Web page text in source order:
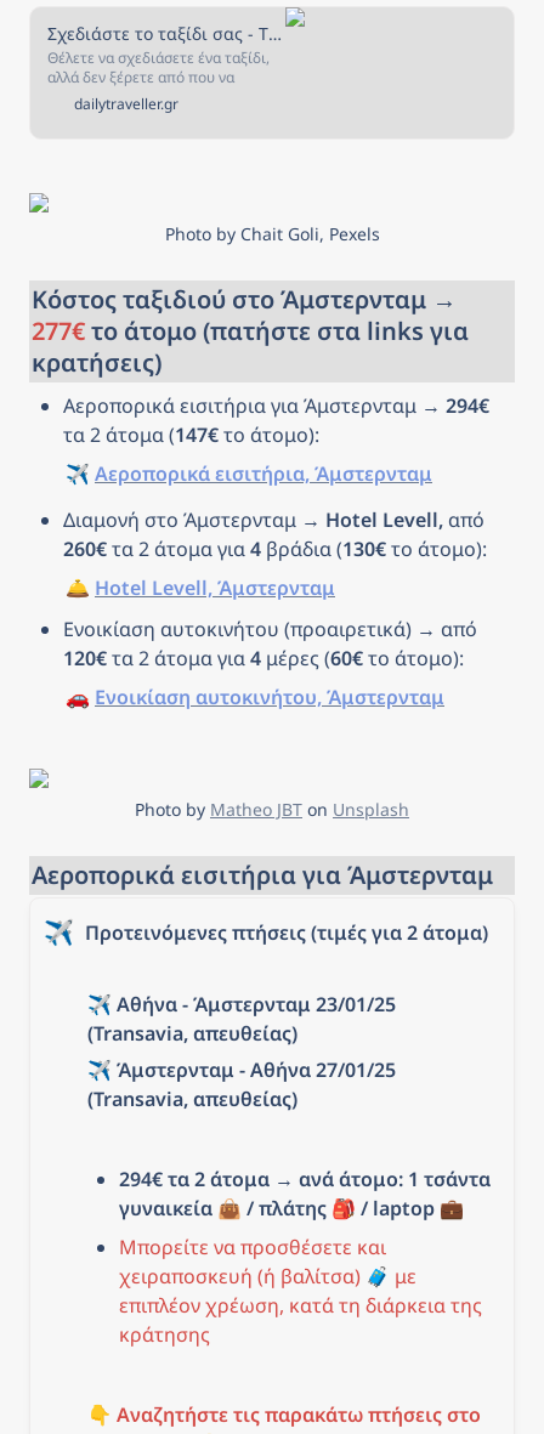
Σχεδιάστε το ταξίδι σας - The Daily Traveller
Θέλετε να σχεδιάσετε ένα ταξίδι,
αλλά δεν ξέρετε από που να
ξεκινήσετε; Αν ναι, τότε είστε στο
κατάλληλο μέρος! Στην σελίδα
πάντα ονειρευόσασταν!
dailytraveller.gr
Photo by Chait Goli, Pexels
277€ το άτομο (πατήστε στα links για
κρατήσεις)
Αεροπορικά εισιτήρια για Άμστερνταμ → 294€
τα 2 άτομα (147€ το άτομο):
✈️ Αεροπορικά εισιτήρια, Άμστερνταμ
Διαμονή στο Άμστερνταμ → Hotel Levell,
260€ τα 2 άτομα για 4 βράδια (130€ το άτομο):
🛎️ Hotel Levell, Άμστερνταμ
120€ τα 2 άτομα για 4 μέρες (60€ το άτομο):
🚗 Ενοικίαση αυτοκινήτου, Άμστερνταμ
Photo by Matheo JBT on Unsplash
Αεροπορικά εισιτήρια για Άμστερνταμ
✈️ Προτεινόμενες πτήσεις (τιμές για 2 άτομα)
✈️ Αθήνα - Άμστερνταμ 23/01/25
(Transavia, απευθείας)
✈️ Άμστερνταμ - Αθήνα 27/01/25
(Transavia, απευθείας)
294€ τα 2 άτομα → ανά άτομο: 1 τσάντα
γυναικεία 👜 / πλάτης 🎒 / laptop 💼
Μπορείτε να προσθέσετε και
χειραποσκευή (ή βαλίτσα) 🧳 με
επιπλέον χρέωση, κατά τη διάρκεια της
κράτησης
👇 Αναζητήστε τις παρακάτω πτήσεις στο